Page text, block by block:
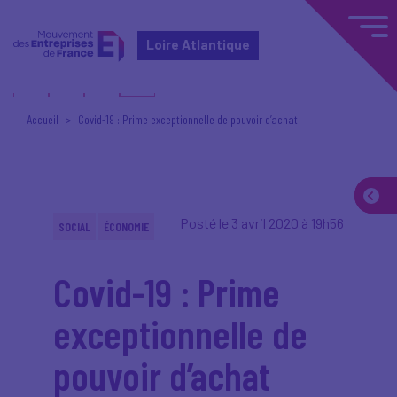
Loire Atlantique
Accueil Covid-19 : Prime exceptionnelle de pouvoir d’achat
Posté le 3 avril 2020 à 19h56
SOCIAL ÉCONOMIE
Covid-19 : Prime
exceptionnelle de
pouvoir d’achat